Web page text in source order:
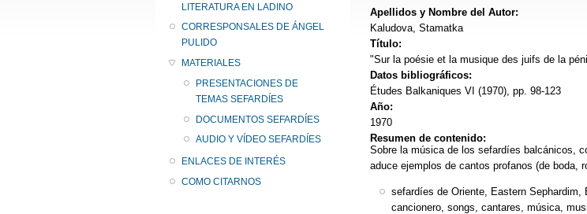
LITERATURA EN LADINO
CORRESPONSALES DE ÁNGEL
PULIDO
MATERIALES
PRESENTACIONES DE
TEMAS SEFARDÍES
DOCUMENTOS SEFARDÍES
AUDIO Y VÍDEO SEFARDÍES
ENLACES DE INTERÉS
COMO CITARNOS
Apellidos y Nombre del Autor:
Kaludova, Stamatka
Título:
"Sur la poésie et la musique des juifs de la
Datos bibliográficos:
Études Balkaniques VI (1970), pp. 98-123
Año:
1970
Resumen de contenido:
Sobre la música de los sefardíes balcánicos,
aduce ejemplos de cantos profanos (de boda,
sefardíes de Oriente, Eastern
cancionero, songs, cantares, música,